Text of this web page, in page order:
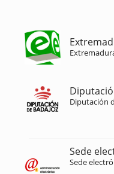
Diputación
Sede
Sede